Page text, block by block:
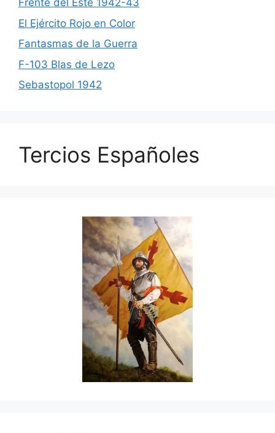
Frente del Este 1942-43
El Ejército Rojo en Color
Fantasmas de la Guerra
F-103 Blas de Lezo
Sebastopol 1942
Tercios Españoles